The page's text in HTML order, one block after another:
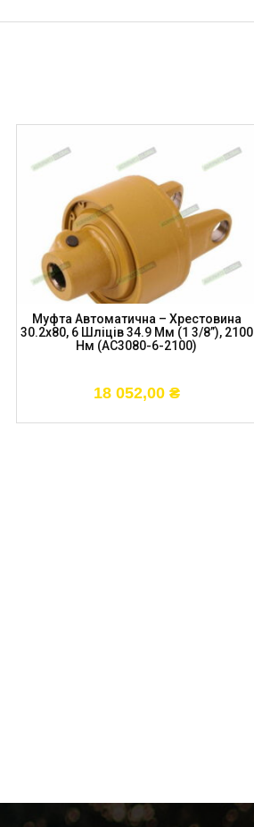
Муфта Автоматична – Хрестовина
30.2х80, 6 Шліців 34.9 Мм (1 3/8”), 2100
Нм (AC3080-6-2100)
18 052,00 ₴